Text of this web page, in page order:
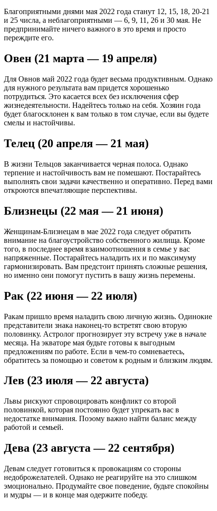
Благоприятными днями мая 2022 года станут 12, 15, 18, 20-21
и 25 числа, а неблагоприятными — 6, 9, 11, 26 и 30 мая. Не
предпринимайте ничего важного в это время и просто
переждите его.
Овен (21 марта — 19 апреля)
Для Овнов май 2022 года будет весьма продуктивным. Однако
для нужного результата вам придется хорошенько
потрудиться. Это касается всех без исключения сфер
жизнедеятельности. Надейтесь только на себя. Хозяин года
будет благосклонен к вам только в том случае, если вы будете
смелы и настойчивы.
Телец (20 апреля — 21 мая)
В жизни Тельцов заканчивается черная полоса. Однако
терпение и настойчивость вам не помешают. Постарайтесь
выполнять свои задачи качественно и оперативно. Перед вами
откроются впечатляющие перспективы.
Близнецы (22 мая — 21 июня)
Женщинам-Близнецам в мае 2022 года следует обратить
внимание на благоустройство собственного жилища. Кроме
того, в последнее время взаимоотношения в семье у вас
напряженные. Постарайтесь наладить их и по максимуму
гармонизировать. Вам предстоит принять сложные решения,
но именно они помогут пустить в вашу жизнь перемены.
Рак (22 июня — 22 июля)
Ракам пришло время наладить свою личную жизнь. Одинокие
представители знака наконец-то встретят свою вторую
половинку. Астролог прогнозирует эту встречу уже в начале
месяца. На экваторе мая будьте готовы к выгодным
предложениям по работе. Если в чем-то сомневаетесь,
обратитесь за помощью и советом к родным и близким людям.
Лев (23 июля — 22 августа)
Львы рискуют спровоцировать конфликт со второй
половинкой, которая постоянно будет упрекать вас в
недостатке внимания. Поэому важно найти баланс между
работой и семьей.
Дева (23 августа — 22 сентября)
Девам следует готовиться к провокациям со стороны
недоброжелателей. Однако не реагируйте на это слишком
эмоционально. Продумайте свое поведение, будьте спокойны
и мудры — и в конце мая одержите победу.